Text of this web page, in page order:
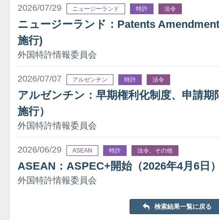
2026/07/29 ニュージーランド 特許 法令
ニュージーランド：Patents
施行)
外国特許情報委員会
2026/07/07 アルゼンチン 特許 法令
アルゼンチン：早期権利化制度、申請期
施行）
外国特許情報委員会
2026/06/29 ASEAN 特許 法令、その他
ASEAN：ASPEC+開始（2026年4月6日
外国特許情報委員会
検索結果一覧に戻る